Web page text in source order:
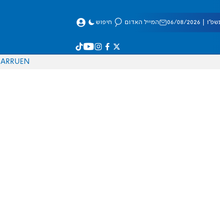
08/2026 המייל האדום חיפוש
EN
RU
AR